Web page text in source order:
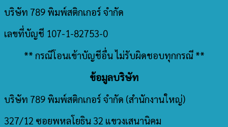
บริษัท 789 พิมพ์สติกเกอร์ จำกัด
เลขที่บัญชี 107-1-82753-0
** กรณีโอนเข้าบัญชีอื่น ไม่รับผิดชอบทุกกรณี **
ข้อมูลบริษัท
บริษัท 789 พิมพ์สติกเกอร์ จำกัด (สำนักงานใหญ่)
327/12 ซอยพหลโยธิน 32 แขวงเสนานิคม